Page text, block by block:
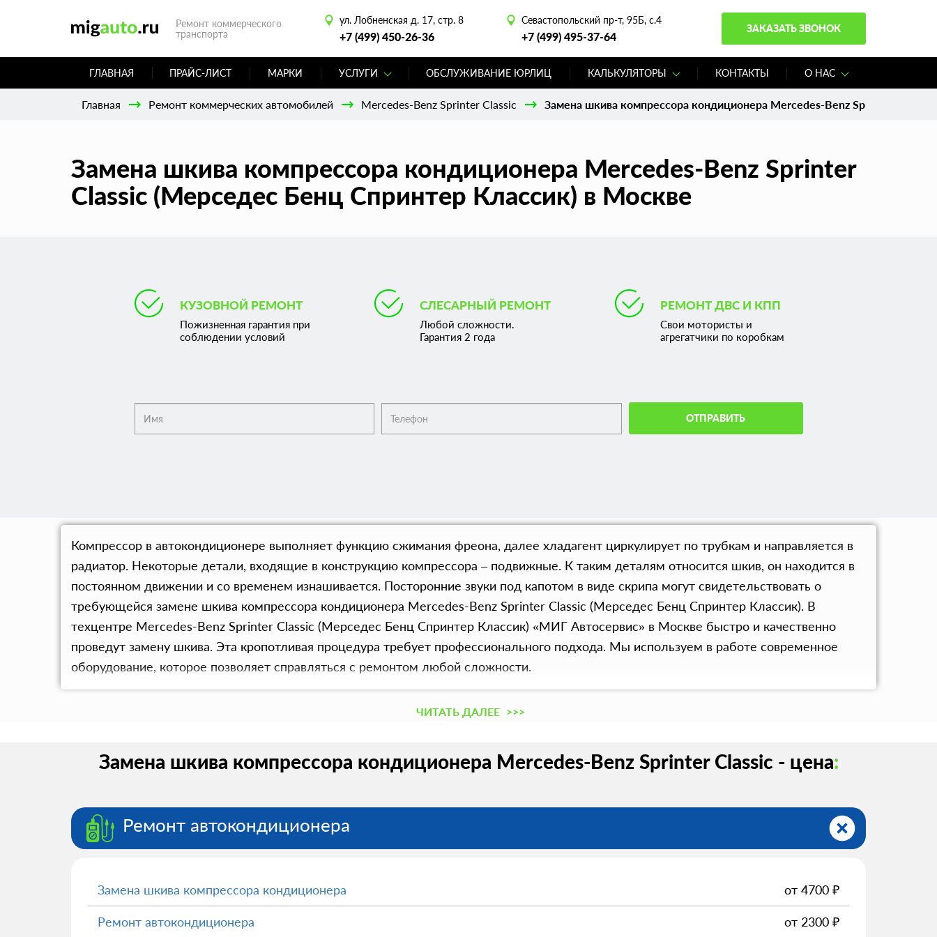
Ремонт коммерческого
транспорта
ул. Лобненская д. 17, стр. 8
+7 (499) 450-26-36
Севастопольский пр-т, 95Б, с.4
+7 (499) 495-37-64
ЗАКАЗАТЬ ЗВОНОК
ГЛАВНАЯ ПРАЙС-ЛИСТ МАРКИ УСЛУГИ ОБСЛУЖИВАНИЕ ЮРЛИЦ КАЛЬКУЛЯТОРЫ КОНТАКТЫ О НАС
Главная Ремонт коммерческих автомобилей Mercedes-Benz Sprinter Classic Замена шкива компрессора кондиционера Mercedes-Benz Sprinter Classic
Замена шкива компрессора кондиционера Mercedes-Benz Sprinter
Classic (Мерседес Бенц Спринтер Классик) в Москве
КУЗОВНОЙ РЕМОНТ
Пожизненная гарантия при
соблюдении условий
СЛЕСАРНЫЙ РЕМОНТ
Любой сложности.
Гарантия 2 года
РЕМОНТ ДВС И КПП
Свои мотористы и
агрегатчики по коробкам
ОТПРАВИТЬ
Компрессор в автокондиционере выполняет функцию сжимания фреона, далее хладагент циркулирует по трубкам и направляется в
радиатор. Некоторые детали, входящие в конструкцию компрессора – подвижные. К таким деталям относится шкив, он находится в
постоянном движении и со временем изнашивается. Посторонние звуки под капотом в виде скрипа могут свидетельствовать о
требующейся замене шкива компрессора кондиционера Mercedes-Benz Sprinter Classic (Мерседес Бенц Спринтер Классик). В
техцентре Mercedes-Benz Sprinter Classic (Мерседес Бенц Спринтер Классик) «МИГ Автосервис» в Москве быстро и качественно
проведут замену шкива. Эта кропотливая процедура требует профессионального подхода. Мы используем в работе современное
оборудование, которое позволяет справляться с ремонтом любой сложности.
ЧИТАТЬ ДАЛЕЕ >>>
Замена шкива компрессора кондиционера Mercedes-Benz Sprinter Classic - цена:
Ремонт автокондиционера
Замена шкива компрессора кондиционера от 4700 ₽
Ремонт автокондиционера от 2300 ₽